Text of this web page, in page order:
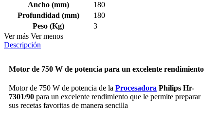
Ancho (mm)
180
Profundidad (mm)
180
Peso (Kg)
3
Ver más Ver menos
Descripción
Motor de 750 W de potencia para un excelente rendimiento
Motor de 750 W de potencia de la Procesadora Philips Hr-
7301/90 para un excelente rendimiento que le permite preparar
sus recetas favoritas de manera sencilla